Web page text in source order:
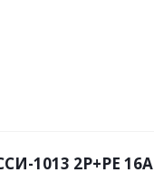
1013 2P+PE 16А